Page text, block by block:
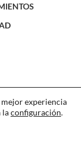
mejor experiencia
laconfiguración.